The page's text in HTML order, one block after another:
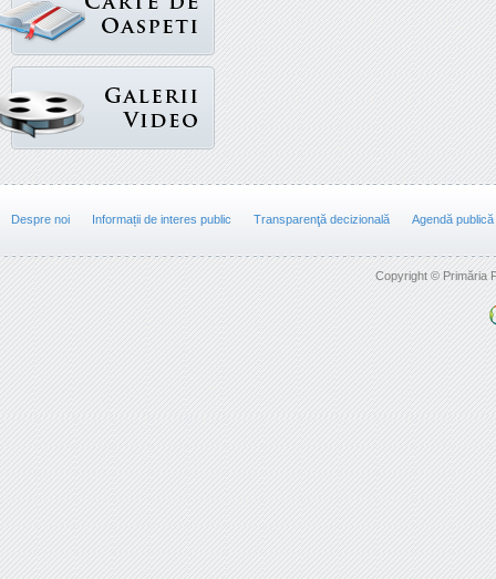
Despre noi Informații de interes public Transparenţă decizională Agendă publică
Copyright © Primăria